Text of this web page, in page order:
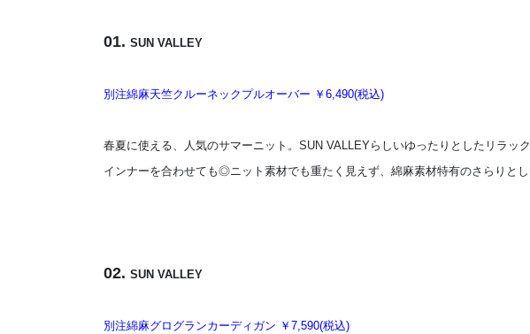
01. SUN VALLEY
別注綿麻天竺クルーネックプルオーバー ￥6,490(税込)
春夏に使える、人気のサマーニット。SUN VALLEYらしいゆったりとしたリラ
インナーを合わせても◎ニット素材でも重たく見えず、綿麻素材特有のさらりとし
02. SUN VALLEY
別注綿麻グログランカーディガン ￥7,590(税込)